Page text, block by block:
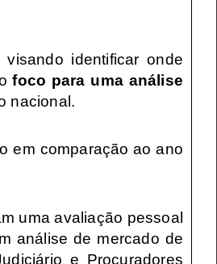
visando identificar onde
foco para uma análise
nacional.
em comparação ao ano
uma avaliação pessoal
análise de mercado de
e Procuradores